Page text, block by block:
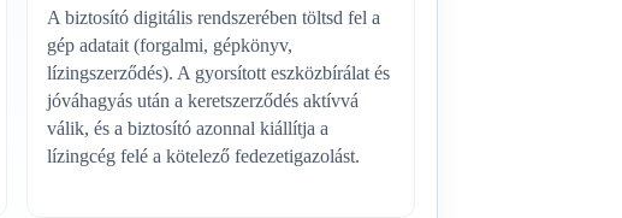
A biztosító digitális rendszerében töltsd fel a
gép adatait (forgalmi, gépkönyv,
lízingszerződés). A gyorsított eszközbírálat és
jóváhagyás után a keretszerződés aktívvá
válik, és a biztosító azonnal kiállítja a
lízingcég felé a kötelező fedezetigazolást.